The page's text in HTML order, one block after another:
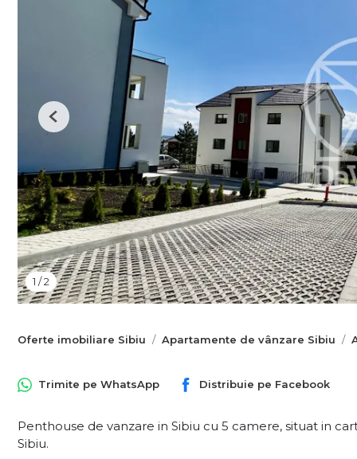
1 /2
Previous
Oferte imobiliare Sibiu Apartamente de vânzare Sibiu
Trimite pe WhatsApp Distribuie pe Facebook
Penthouse de vanzare in Sibiu cu 5 camere, situat in
Sibiu.